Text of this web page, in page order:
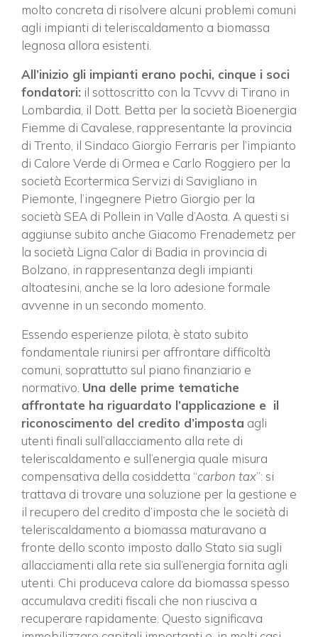
molto concreta di risolvere alcuni problemi comuni
agli impianti di teleriscaldamento a biomassa
legnosa allora esistenti.
All’inizio gli impianti erano pochi, cinque i soci
fondatori: il sottoscritto con la Tcvvv di Tirano in
Lombardia, il Dott. Betta per la società Bioenergia
Fiemme di Cavalese, rappresentante la provincia
di Trento, il Sindaco Giorgio Ferraris per l’impianto
di Calore Verde di Ormea e Carlo Roggiero per la
società Ecortermica Servizi di Savigliano in
Piemonte, l’ingegnere Pietro Giorgio per la
società SEA di Pollein in Valle d’Aosta. A questi si
aggiunse subito anche Giacomo Frenademetz per
la società Ligna Calor di Badia in provincia di
Bolzano, in rappresentanza degli impianti
altoatesini, anche se la loro adesione formale
avvenne in un secondo momento.
Essendo esperienze pilota, è stato subito
fondamentale riunirsi per affrontare difficoltà
comuni, soprattutto sul piano finanziario e
normativo. Una delle prime tematiche
affrontate ha riguardato l’applicazione e il
riconoscimento del credito d’imposta agli
utenti finali sull’allacciamento alla rete di
teleriscaldamento e sull’energia quale misura
compensativa della cosiddetta “carbon tax”: si
trattava di trovare una soluzione per la gestione e
il recupero del credito d’imposta che le società di
teleriscaldamento a biomassa maturavano a
fronte dello sconto imposto dallo Stato sia sugli
allacciamenti alla rete sia sull’energia fornita agli
utenti. Chi produceva calore da biomassa spesso
accumulava crediti fiscali che non riusciva a
recuperare rapidamente. Questo significava